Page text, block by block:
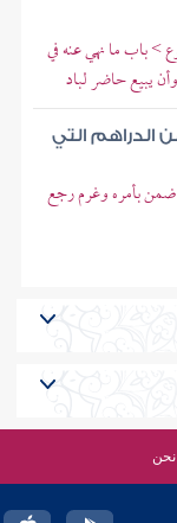
> باب ما نهي عنه في
يبيع حاضر لباد
الدراهم التي
ضمن بأمره وغرم رجع